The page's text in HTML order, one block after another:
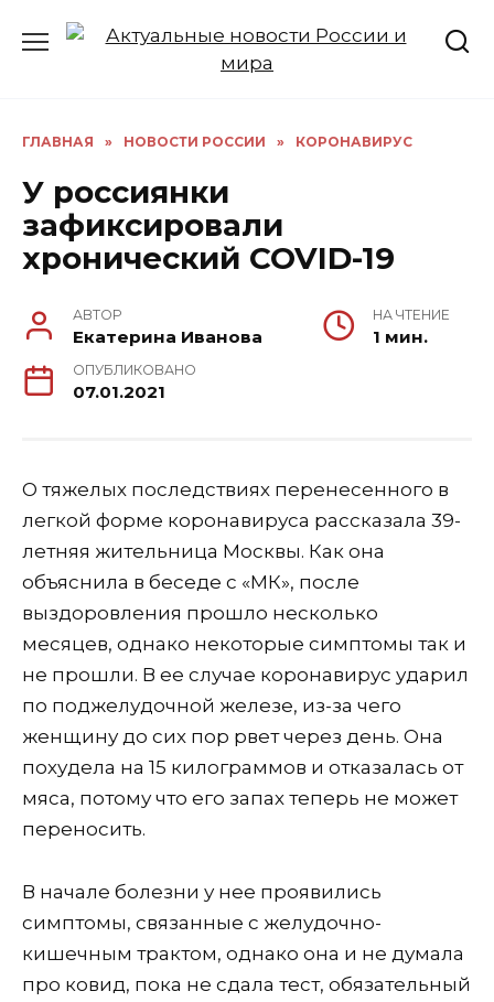
ГЛАВНАЯ » НОВОСТИ РОССИИ » КОРОНАВИРУС
У россиянки
зафиксировали
хронический COVID-19
АВТОР
Екатерина Иванова
НА ЧТЕНИЕ
1 мин.
ОПУБЛИКОВАНО
07.01.2021
О тяжелых последствиях перенесенного в
легкой форме коронавируса рассказала 39-
летняя жительница Москвы. Как она
объяснила в беседе с «МК», после
выздоровления прошло несколько
месяцев, однако некоторые симптомы так и
не прошли. В ее случае коронавирус ударил
по поджелудочной железе, из-за чего
женщину до сих пор рвет через день. Она
похудела на 15 килограммов и отказалась от
мяса, потому что его запах теперь не может
переносить.
В начале болезни у нее проявились
симптомы, связанные с желудочно-
кишечным трактом, однако она и не думала
про ковид, пока не сдала тест, обязательный